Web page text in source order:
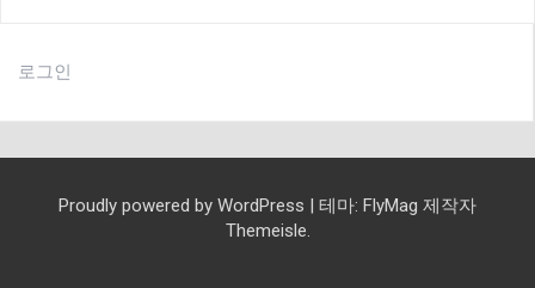
로그인
Proudly powered by WordPress | 테마: FlyMag 제작자
Themeisle.